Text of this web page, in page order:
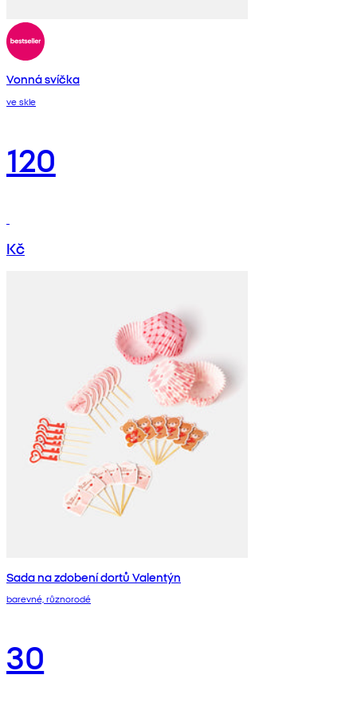
Vonná svíčka
ve skle
120
Kč
Sada na zdobení dortů Valentýn
barevné, různorodé
30